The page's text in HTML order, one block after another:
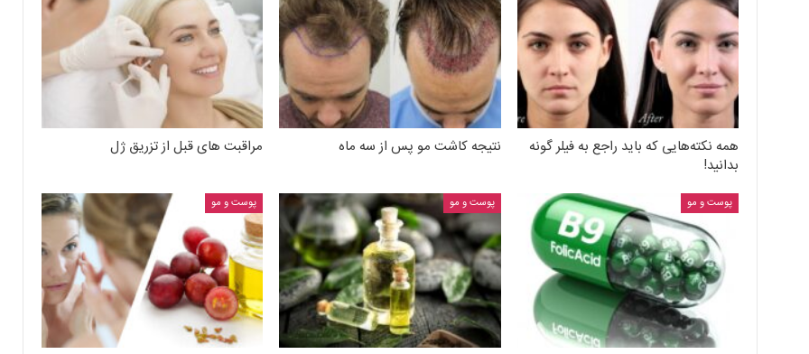
همه نکته‌هایی که باید راجع به فیلر گونه
بدانید!
نتیجه کاشت مو پس از سه ماه مراقبت های قبل از تزریق ژل
پوست و مو پوست و مو پوست و مو